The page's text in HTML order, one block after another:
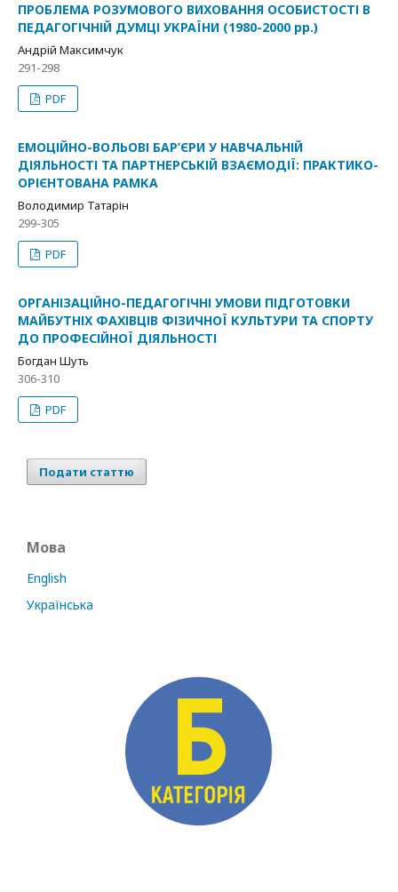
ПРОБЛЕМА РОЗУМОВОГО ВИХОВАННЯ ОСОБИСТОСТІ В
ПЕДАГОГІЧНІЙ ДУМЦІ УКРАЇНИ (1980-2000 рр.)
Андрій Максимчук
291-298
PDF
ЕМОЦІЙНО-ВОЛЬОВІ БАР’ЄРИ У НАВЧАЛЬНІЙ
ДІЯЛЬНОСТІ ТА ПАРТНЕРСЬКІЙ ВЗАЄМОДІЇ: ПРАКТИКО-
ОРІЄНТОВАНА РАМКА
Володимир Татарін
299-305
PDF
ОРГАНІЗАЦІЙНО-ПЕДАГОГІЧНІ УМОВИ ПІДГОТОВКИ
МАЙБУТНІХ ФАХІВЦІВ ФІЗИЧНОЇ КУЛЬТУРИ ТА СПОРТУ
ДО ПРОФЕСІЙНОЇ ДІЯЛЬНОСТІ
Богдан Шуть
306-310
PDF
Подати статтю
Мова
English
Українська